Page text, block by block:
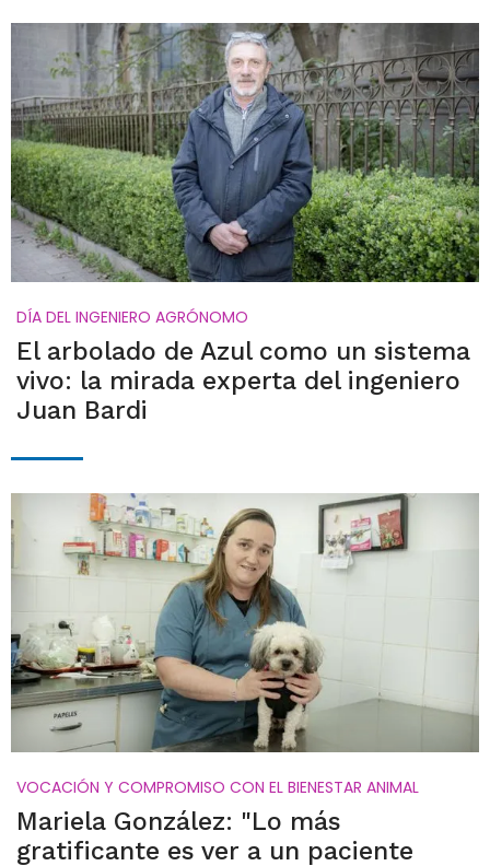
DÍA DEL INGENIERO AGRÓNOMO
El arbolado de Azul como un sistema
vivo: la mirada experta del ingeniero
Juan Bardi
VOCACIÓN Y COMPROMISO CON EL BIENESTAR ANIMAL
Mariela González: "Lo más
gratificante es ver a un paciente